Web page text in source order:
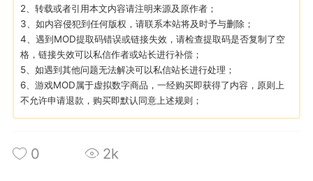
MOD下载 攻略教程 联机招募
大人
Lv.8
卖挂
禁止发布联机可用的作弊模组，
2、转载或者引用本文内容请注明来源及原作者；
3、如内容侵犯到任何版权，请联系本站将及时予与删除；
4、遇到MOD提取码错误或链接失效，请检查提取码是否复制了空
格，链接失效可以私信作者或站长进行补偿；
5、如遇到其他问题无法解决可以私信站长进行处理；
6、游戏MOD属于虚拟数字商品，一经购买即获得了内容，原则上
不允许申请退款，购买即默认同意上述规则；
0 2k